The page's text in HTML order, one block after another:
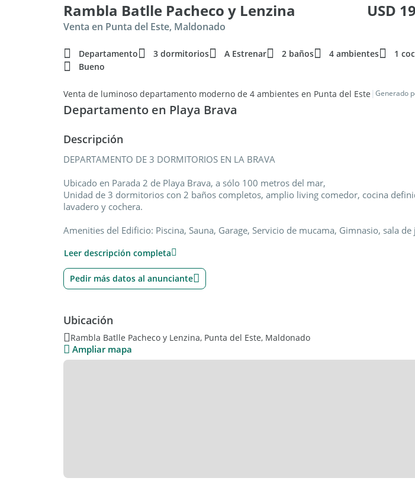
Rambla Batlle Pacheco y Lenzina USD
Venta en Punta del Este, Maldonado
Departamento 3 dormitorios A Estrenar 2 baños 4 ambientes
1
Bueno
Venta de luminoso departamento moderno de 4 ambientes en Punta del Este | Generado
Departamento en Playa Brava
Descripción
DEPARTAMENTO DE 3 DORMITORIOS EN LA BRAVA
Ubicado en Parada 2 de Playa Brava, a sólo 100 metros del mar,
Unidad de 3 dormitorios con 2 baños completos, amplio living comedor, cocina
lavadero y cochera.
Amenities del Edificio: Piscina, Sauna, Garage, Servicio de mucama, Gimnasio, sala de
R.I. 213.229
VREMONT Daniel Amado
Doblas 312 - CABA
PROPIEDADES EN URUGUAY
Móvil Uruguay :
Mail:
PROPIEDADES EN ARGENTINA
Leer descripción completa
Pedir más datos al anunciante
Ubicación
Rambla Batlle Pacheco y Lenzina, Punta del Este, Maldonado
Ampliar mapa